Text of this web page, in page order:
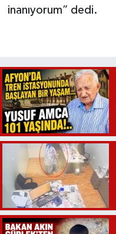
inanıyorum” dedi.